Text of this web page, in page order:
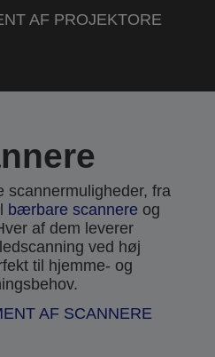
AF PROJEKTORE
fra
bærbare scannere og
af dem leverer
ved høj
til hjemme- og
AF SCANNERE